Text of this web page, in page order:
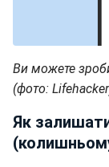
Ви можете
(фото:
Як